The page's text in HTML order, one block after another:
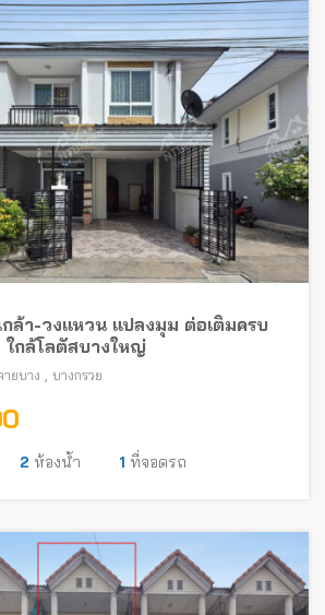
ล้า-วงแหวน แปลงมุม ต่อเติมครบ
ใกล้โลตัสบางใหญ่
ายบาง บางกรวย
2 ห้องน้ำ 1 ที่จอดรถ